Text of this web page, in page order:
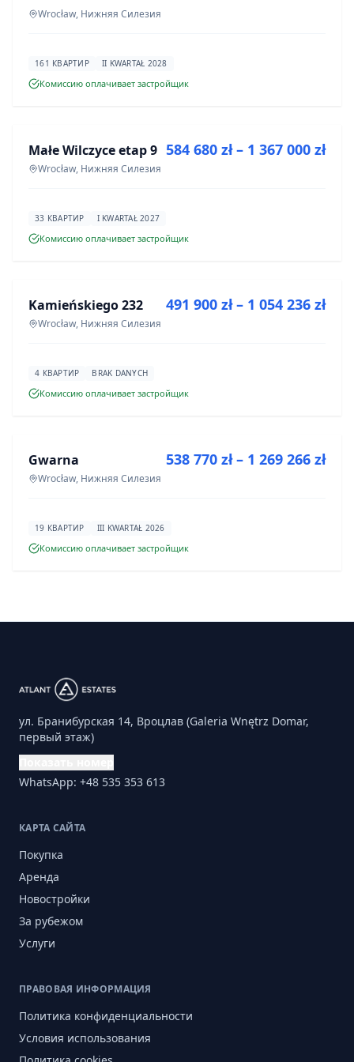
Wrocław, Нижняя Силезия
161 КВАРТИР II KWARTAŁ 2028
Комиссию оплачивает застройщик
ИНВЕСТИЦИЯ
Małe Wilczyce etap 9
Wrocław, Нижняя Силезия
584 680 zł – 1 367 000 zł
33 КВАРТИР I KWARTAŁ 2027
Комиссию оплачивает застройщик
ИНВЕСТИЦИЯ
Kamieńskiego 232
Wrocław, Нижняя Силезия
491 900 zł – 1 054 236 zł
4 КВАРТИР BRAK DANYCH
Комиссию оплачивает застройщик
ИНВЕСТИЦИЯ
Gwarna
Wrocław, Нижняя Силезия
538 770 zł – 1 269 266 zł
19 КВАРТИР III KWARTAŁ 2026
Комиссию оплачивает застройщик
ул. Бранибурская 14, Вроцлав (Galeria Wnętrz Domar,
первый этаж)
WhatsApp: +48 535 353 613
КАРТА САЙТА
Покупка
Аренда
Новостройки
За рубежом
Услуги
ПРАВОВАЯ ИНФОРМАЦИЯ
Политика конфиденциальности
Условия использования